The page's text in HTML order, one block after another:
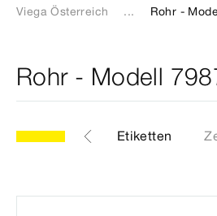
Viega Österreich ... Rohr -
Rohr - Modell
Artikel Etiketten